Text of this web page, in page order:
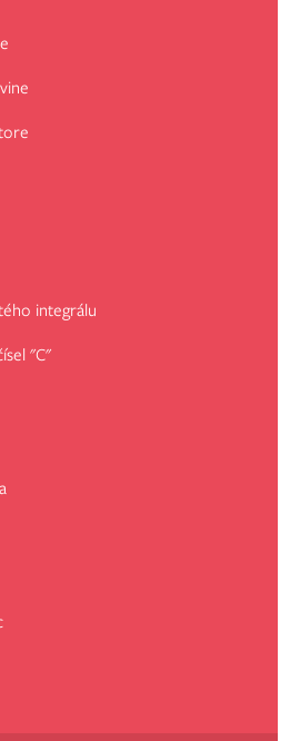
integrálu
"C"